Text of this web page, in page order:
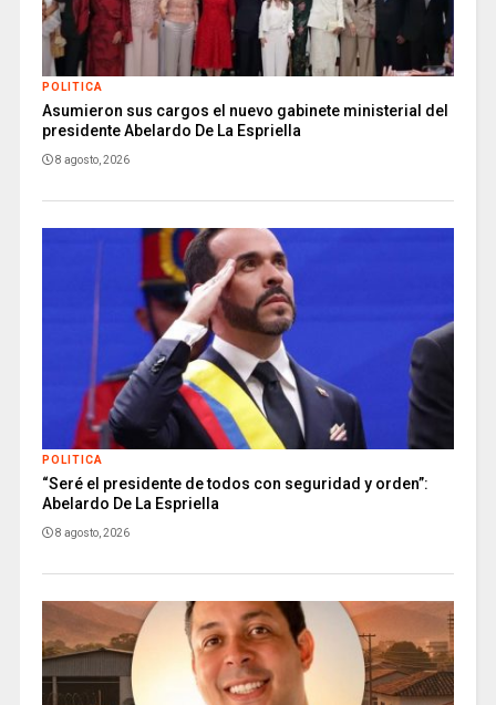
POLITICA
Asumieron sus cargos el nuevo gabinete ministerial del
presidente Abelardo De La Espriella
8 agosto, 2026
POLITICA
“Seré el presidente de todos con seguridad y orden”:
Abelardo De La Espriella
8 agosto, 2026